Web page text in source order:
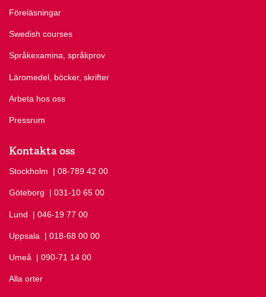
Föreläsningar
Swedish courses
Språkexamina, språkprov
Läromedel, böcker, skrifter
Arbeta hos oss
Pressrum
Kontakta oss
Stockholm Ring Stockholm på
| 08-789 42 00
Göteborg Ring Göteborg på
| 031-10 65 00
Lund Ring Lund på
| 046-19 77 00
Uppsala Ring Uppsala på
| 018-68 00 00
Umeå Ring Umeå på
| 090-71 14 00
Alla orter